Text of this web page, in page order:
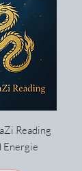
Reading
Energie